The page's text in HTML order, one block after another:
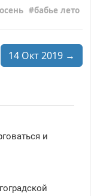
бабье лето
14 Окт 2019 →
и